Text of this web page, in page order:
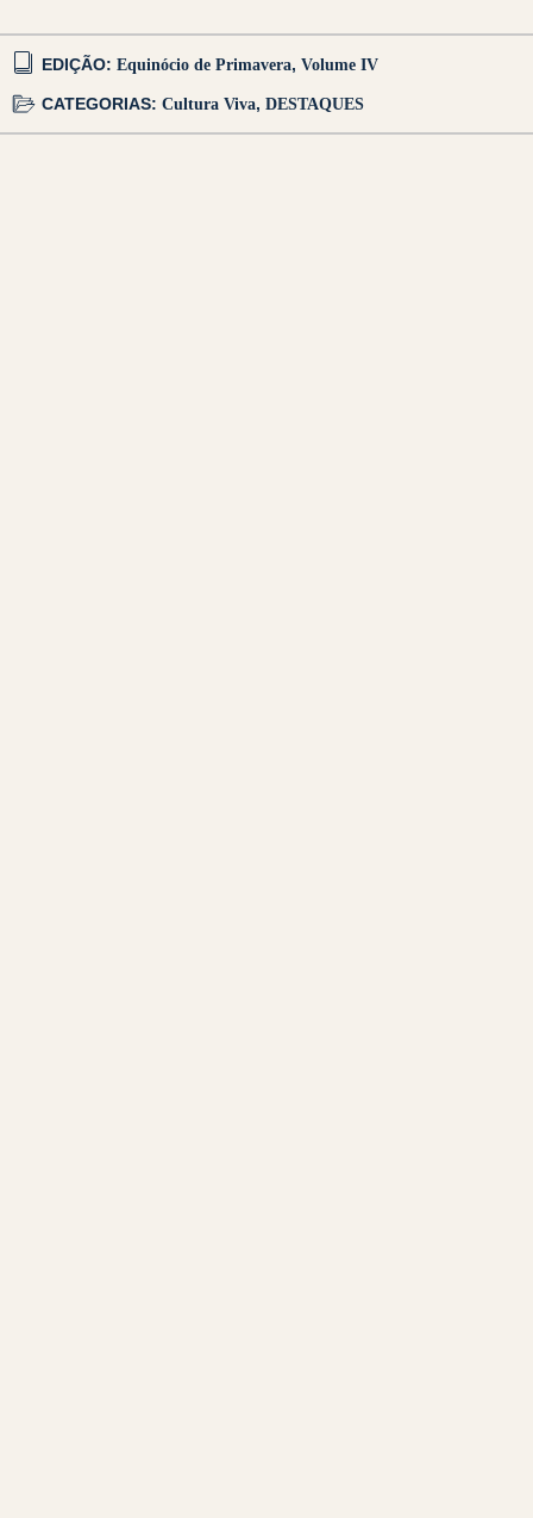
EDIÇÃO: Equinócio de Primavera, Volume IV
CATEGORIAS: Cultura Viva, DESTAQUES